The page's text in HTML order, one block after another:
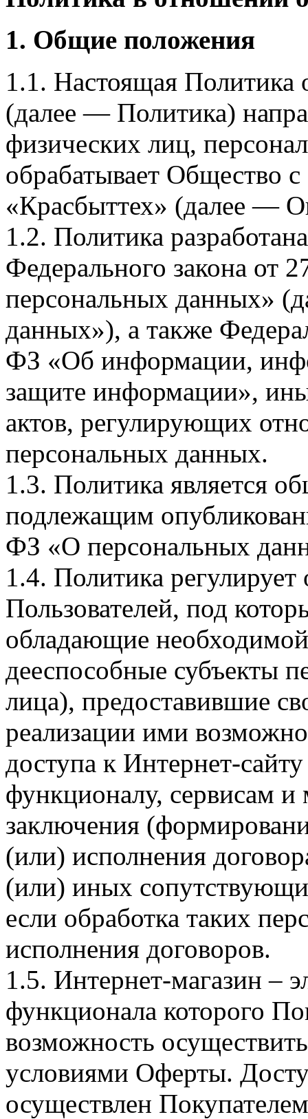
1. Общие положения
1.1. Настоящая Политика
(далее — Политика)
физических лиц,
обрабатывает Общество
«Красбыттех» (далее —
1.2. Политика
Федерального закона
персональных данных»
данных»), а также
ФЗ «Об информации,
защите информации»,
актов, регулирующих
персональных данных.
1.3. Политика является
подлежащим
ФЗ «О персональных
1.4. Политика
Пользователей, под
обладающие
дееспособные субъекты
лица), предоставившие
реализации ими
доступа к Интернет-
функционалу, сервисам и
заключения
(или) исполнения
(или) иных
если обработка таких
исполнения договоров.
1.5. Интернет-магазин –
функционала которого
возможность
условиями Оферты.
осуществлен